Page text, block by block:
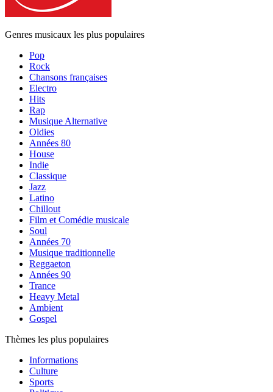
Genres musicaux les plus populaires
Pop
Rock
Chansons françaises
Electro
Hits
Rap
Musique Alternative
Oldies
Années 80
House
Indie
Classique
Jazz
Latino
Chillout
Film et Comédie musicale
Soul
Années 70
Musique traditionnelle
Reggaeton
Années 90
Trance
Heavy Metal
Ambient
Gospel
Thèmes les plus populaires
Informations
Culture
Sports